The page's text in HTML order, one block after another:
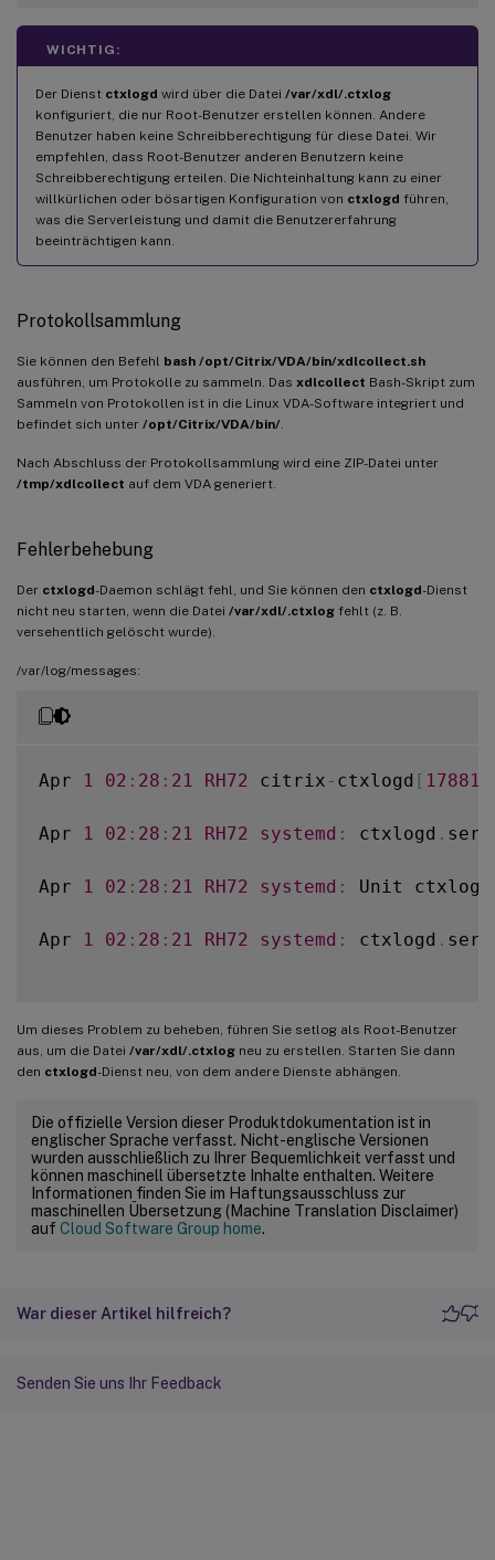
WICHTIG:
Der Dienst ctxlogd wird über die Datei /var/xdl/.ctxlog
konfiguriert, die nur Root-Benutzer erstellen können. Andere
Benutzer haben keine Schreibberechtigung für diese Datei. Wir
empfehlen, dass Root-Benutzer anderen Benutzern keine
Schreibberechtigung erteilen. Die Nichteinhaltung kann zu einer
willkürlichen oder bösartigen Konfiguration von ctxlogd führen,
was die Serverleistung und damit die Benutzererfahrung
beeinträchtigen kann.
Protokollsammlung
Sie können den Befehl bash /opt/Citrix/VDA/bin/xdlcollect.sh
ausführen, um Protokolle zu sammeln. Das xdlcollect Bash-Skript zum
Sammeln von Protokollen ist in die Linux VDA-Software integriert und
befindet sich unter /opt/Citrix/VDA/bin/
Nach Abschluss der Protokollsammlung wird eine ZIP-Datei unter
/tmp/xdlcollect auf dem VDA generiert.
Fehlerbehebung
Der ctxlogd-Daemon schlägt fehl, und Sie können den ctxlogd-Dienst
nicht neu starten, wenn die Datei /var/xdl/.ctxlog fehlt (z. B.
versehentlich gelöscht wurde).
/var/log/messages:
Apr 1 02 : 28 : 21 RH72 citrix - ctxlogd [ 17881
Apr 1 02 : 28 : 21 RH72 systemd : ctxlogd .
Apr 1 02 : 28 : 21 RH72 systemd : Unit ctxlogd
Apr 1 02 : 28 : 21 RH72 systemd : ctxlogd .
Um dieses Problem zu beheben, führen Sie setlog als Root-Benutzer
aus, um die Datei /var/xdl/.ctxlog neu zu erstellen. Starten Sie dann
den ctxlogd-Dienst neu, von dem andere Dienste abhängen.
Die offizielle Version dieser Produktdokumentation ist in
englischer Sprache verfasst. Nicht-englische Versionen
wurden ausschließlich zu Ihrer Bequemlichkeit verfasst und
können maschinell übersetzte Inhalte enthalten. Weitere
Informationen finden Sie im Haftungsausschluss zur
maschinellen Übersetzung (Machine Translation Disclaimer)
auf Cloud Software Group home.
War dieser Artikel hilfreich?
Senden Sie uns Ihr Feedback